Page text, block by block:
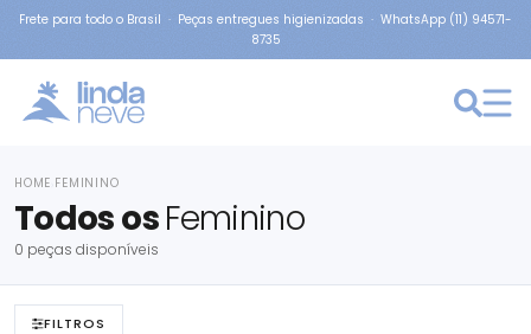
Frete para todo o Brasil · Peças entregues higienizadas · WhatsApp (11) 94571-
8735
HOME FEMININO
Todos osFeminino
0 peças disponíveis
FILTROS